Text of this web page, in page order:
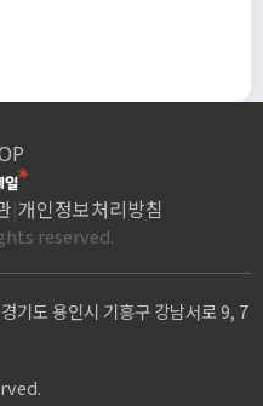
개인정보처리방침
reserved.
기도 용인시 기흥구 강남서로 9, 7